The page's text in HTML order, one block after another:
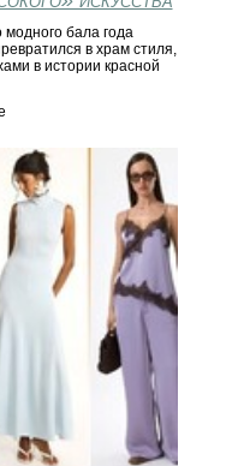
модного бала года
в храм стиля,
в истории красной